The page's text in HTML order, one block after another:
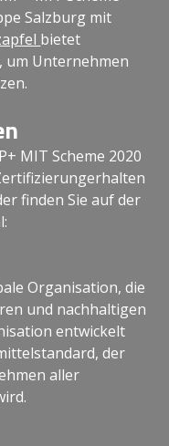
Salzburg mit
bietet
um Unternehmen
MIT Scheme 2020
finden Sie auf der
Organisation, die
und nachhaltigen
entwickelt
der
aller